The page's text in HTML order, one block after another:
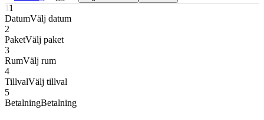
11
DatumVälj datum
2
PaketVälj paket
3
RumVälj rum
4
TillvalVälj tillval
5
BetalningBetalning